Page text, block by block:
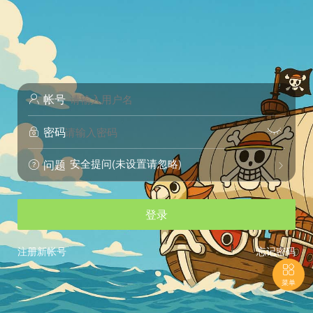
 帐号
 密码 
 问题 
安全提问(未设置请忽略)
登录
忘记密码
注册新帐号

菜单